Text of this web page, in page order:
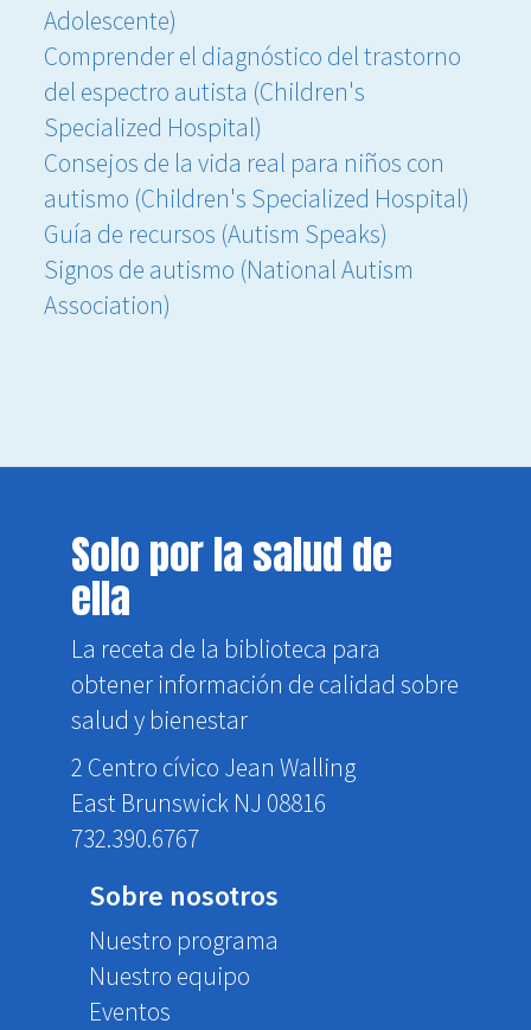
Adolescente)
Comprender el diagnóstico del trastorno
del espectro autista (Children's
Specialized Hospital)
Consejos de la vida real para niños con
autismo (Children's Specialized Hospital)
Guía de recursos (Autism Speaks)
Signos de autismo (National Autism
Association)
Solo por la salud de
ella
La receta de la biblioteca para
obtener información de calidad sobre
salud y bienestar
2 Centro cívico Jean Walling
East Brunswick NJ 08816
732.390.6767
Sobre nosotros
Nuestro programa
Nuestro equipo
Eventos